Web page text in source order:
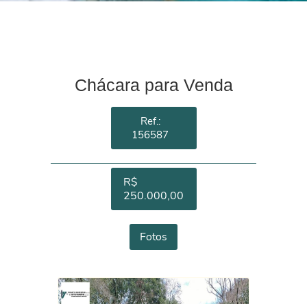
Chácara para Venda
Ref.:
156587
R$
250.000,00
Fotos